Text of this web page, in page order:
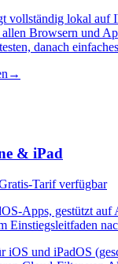
vollständig lokal auf
Browsern und
danach
→
& iPad
Tarif verfügbar
Apps, gestützt auf
Einstiegsleitfaden
iOS und iPadOS